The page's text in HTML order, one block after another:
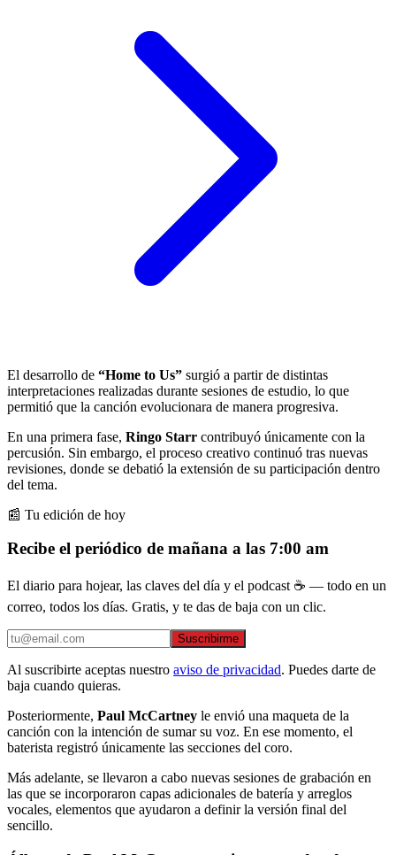
El desarrollo de “Home to Us” surgió a partir de distintas
interpretaciones realizadas durante sesiones de estudio, lo que
permitió que la canción evolucionara de manera progresiva.
En una primera fase, Ringo Starr contribuyó únicamente con la
percusión. Sin embargo, el proceso creativo continuó tras nuevas
revisiones, donde se debatió la extensión de su participación dentro
del tema.
📰 Tu edición de hoy
Recibe el periódico de mañana a las 7:00 am
El diario para hojear, las claves del día y el podcast ☕ — todo en un
correo, todos los días. Gratis, y te das de baja con un clic.
Suscribirme
Al suscribirte aceptas nuestro aviso de privacidad. Puedes darte de
baja cuando quieras.
Posteriormente, Paul McCartney le envió una maqueta de la
canción con la intención de sumar su voz. En ese momento, el
baterista registró únicamente las secciones del coro.
Más adelante, se llevaron a cabo nuevas sesiones de grabación en
las que se incorporaron capas adicionales de batería y arreglos
vocales, elementos que ayudaron a definir la versión final del
sencillo.